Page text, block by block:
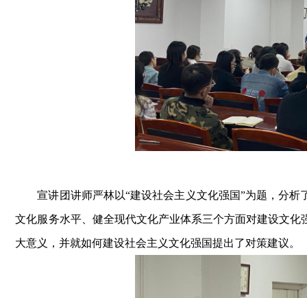
宣讲团讲师严林以“建设社会主义文化强国”为题，分
文化服务水平、健全现代文化产业体系三个方面对建设文
大意义，并就如何建设社会主义文化强国提出了对策建议。